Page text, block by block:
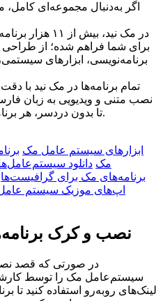
اگر به‌دنبال مجموعه‌ای کامل،
در مک نید، بیش
برای شما فراهم شده؛ از طراحی
برنامه‌نویسی، ابزارهای
تمام برنامه‌ها در مک نید با
نصب متنی و ویدیویی به زبان
تا بدون دردسر، هر برنامه‌ای را روی مک خود نصب کنید.
ابزار‌های سیستم عامل مک
مک دانلود
برنامه‌های مک برای گرافیست‌ها
اپ‌های موزیک سیستم
نصب و کرک
در صورتی که قصد
سیستم‌عامل مک را توسط
لینک‌های رو‌به‌رو استفاده کنید تا